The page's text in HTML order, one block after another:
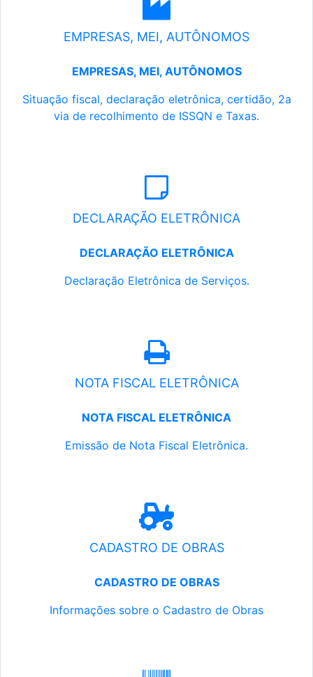
EMPRESAS, MEI, AUTÔNOMOS
EMPRESAS, MEI, AUTÔNOMOS
Situação fiscal, declaração eletrônica, certidão, 2a
via de recolhimento de ISSQN e Taxas.
DECLARAÇÃO ELETRÔNICA
DECLARAÇÃO ELETRÔNICA
Declaração Eletrônica de Serviços.
NOTA FISCAL ELETRÔNICA
NOTA FISCAL ELETRÔNICA
Emissão de Nota Fiscal Eletrônica.
CADASTRO DE OBRAS
CADASTRO DE OBRAS
Informações sobre o Cadastro de Obras